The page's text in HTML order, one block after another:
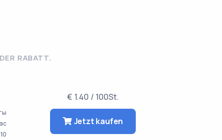
RABATT.
10
€ 1.40 / 100St.
Jetzt kaufen